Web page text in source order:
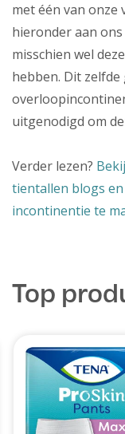
met één van
hieronder aan
misschien wel
hebben. Dit
uitgenodigd om
Verder lezen?
tientallen blogs
incontinentie te
Top